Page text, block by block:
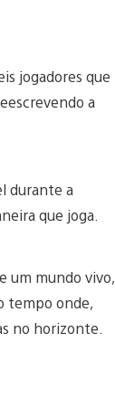
jogadores que
a
durante a
que joga.
um mundo vivo,
tempo onde,
no horizonte.